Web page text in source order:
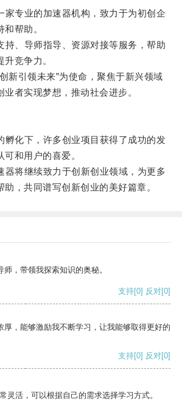
专业的加速器机构，致力于为初创企
帮助。
、导师指导、资源对接等服务，帮助
竞争力。
引领未来”为使命，聚焦于新兴领域
者实现梦想，推动社会进步。
化下，许多创业项目获得了成功的发
和用户的喜爱。
将继续致力于创新创业领域，为更多
，共同谱写创新创业的美好篇章。
，带领我探索知识的奥秘。
支持[0] 反对[0]
厚，能够激励我不断学习，让我能够取得更好的
支持[0] 反对[0]
灵活，可以根据自己的需求选择学习方式。